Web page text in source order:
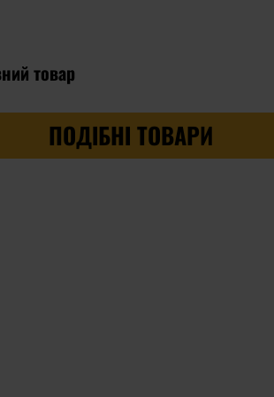
товар
ПОДІБНІ ТОВАРИ